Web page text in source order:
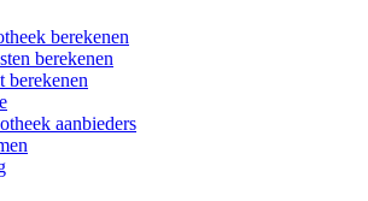
berekenen
berekenen
berekenen
aanbieders